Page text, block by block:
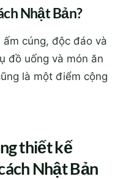
Nhật Bản?
cúng, độc đáo và
đồ uống và món ăn
là một điểm cộng
thiết kế
Nhật Bản